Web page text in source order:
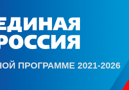
ПРОГРАММЕ 2021-2026